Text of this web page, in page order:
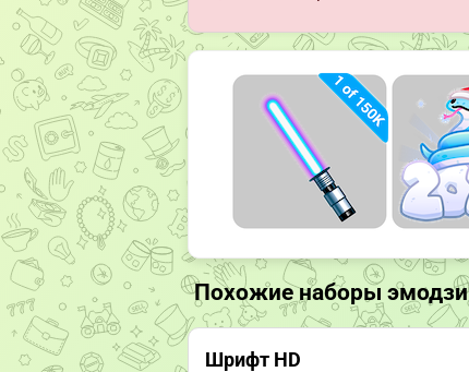
Похожие наборы эмодзи
Шрифт HD